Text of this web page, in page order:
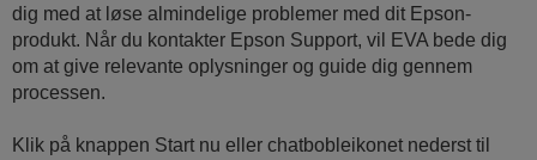
dig med at løse almindelige problemer med dit Epson-
produkt. Når du kontakter Epson Support, vil EVA bede dig
om at give relevante oplysninger og guide dig gennem
processen.
Klik på knappen Start nu eller chatbobleikonet nederst til